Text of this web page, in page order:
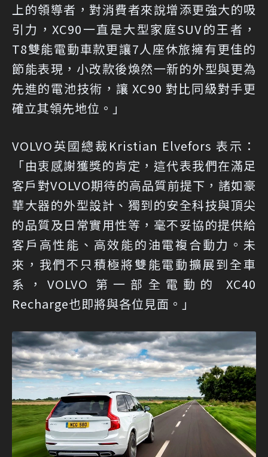
上的領導者，對消費者來說增添更強大的吸
引力，XC90一直是大型家庭SUV的王者，
T8雙能電動車款更讓7人座休旅擁有更佳的
節能表現，小改款後煥然一新的外型與更為
先進的電池技術，讓 XC90 對比同級對手更
確立其領先地位。」
VOLVO英國總裁Kristian Elvefors 表示：
「由衷感謝獲獎的肯定，這代表我們在滿足
客戶對VOLVO期待的高品質前提下，諸如豪
華大器的外型設計、獨到的安全科技與頂尖
的品質及日常實用性等，毫不妥協的提供給
客戶高性能、高效能的油電複合動力。未
來，我們不只積極將雙能電動擴展到全車
系，VOLVO 第一部全電動的 XC40
Recharge也即將與各位見面。」